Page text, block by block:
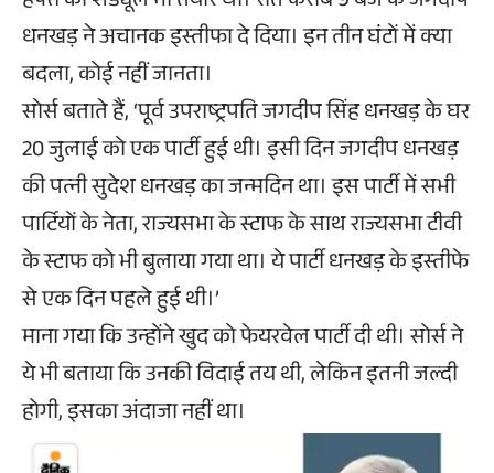
धनखड़ ने अचानक इस्तीफा दे दिया। इन तीन घंटों में क्या
बदला, कोई नहीं जानता।
सोर्स बताते हैं, ‘पूर्व उपराष्ट्रपति जगदीप सिंह धनखड़ के घर
20 जुलाई को एक पार्टी हुई थी। इसी दिन जगदीप धनखड़
की पत्नी सुदेश धनखड़ का जन्मदिन था। इस पार्टी में सभी
पार्टियों के नेता, राज्यसभा के स्टाफ के साथ राज्यसभा टीवी
के स्टाफ को भी बुलाया गया था। ये पार्टी धनखड़ के इस्तीफे
से एक दिन पहले हुई थी।’
माना गया कि उन्होंने खुद को फेयरवेल पार्टी दी थी। सोर्स ने
ये भी बताया कि उनकी विदाई तय थी, लेकिन इतनी जल्दी
होगी, इसका अंदाजा नहीं था।